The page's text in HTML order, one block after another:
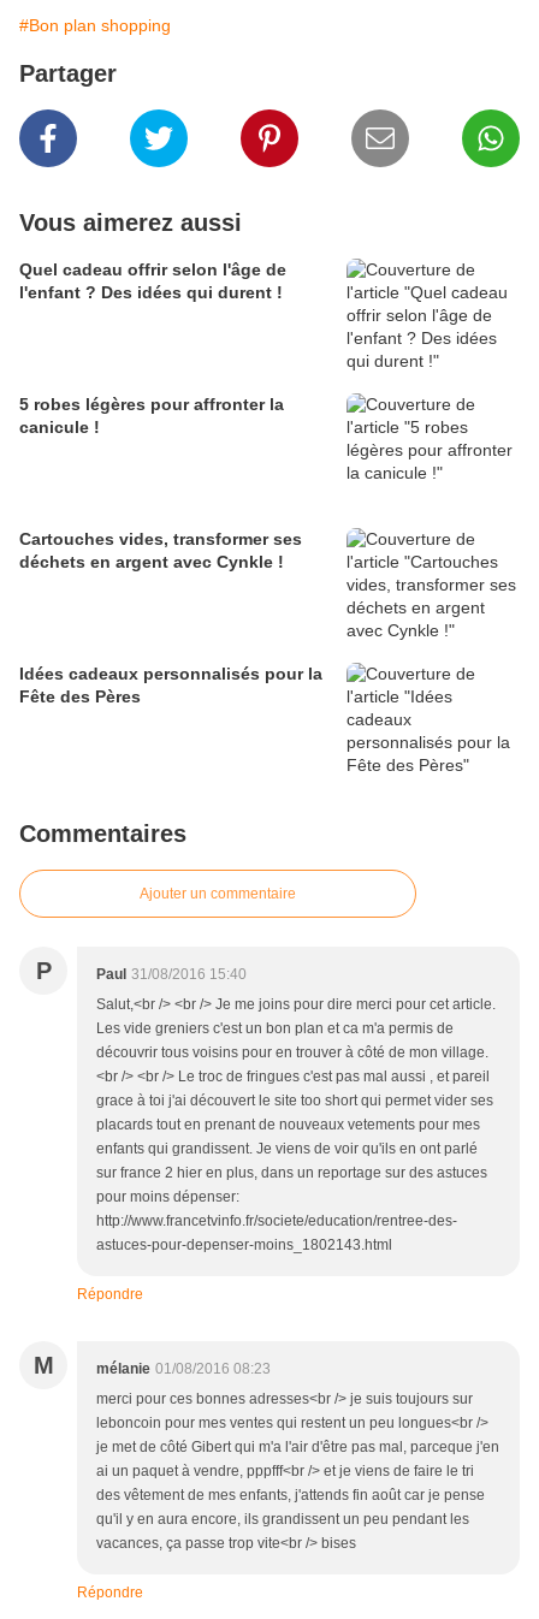
#Bon plan shopping
Partager
Vous aimerez aussi
Quel cadeau offrir selon l'âge de
l'enfant ? Des idées qui durent !
5 robes légères pour affronter la
canicule !
Cartouches vides, transformer ses
déchets en argent avec Cynkle !
Idées cadeaux personnalisés pour la
Fête des Pères
Commentaires
Ajouter un commentaire
P Paul 31/08/2016 15:40
Salut,<br /> <br /> Je me joins pour dire merci pour cet article.
Les vide greniers c'est un bon plan et ca m'a permis de
découvrir tous voisins pour en trouver à côté de mon village.
<br /> <br /> Le troc de fringues c'est pas mal aussi , et pareil
grace à toi j'ai découvert le site too short qui permet vider ses
placards tout en prenant de nouveaux vetements pour mes
enfants qui grandissent. Je viens de voir qu'ils en ont parlé
sur france 2 hier en plus, dans un reportage sur des astuces
pour moins dépenser:
http://www.francetvinfo.fr/societe/education/rentree-des-
astuces-pour-depenser-moins_1802143.html
Répondre
M mélanie 01/08/2016 08:23
merci pour ces bonnes adresses<br /> je suis toujours sur
leboncoin pour mes ventes qui restent un peu longues<br />
je met de côté Gibert qui m'a l'air d'être pas mal, parceque j'en
ai un paquet à vendre, pppfff<br /> et je viens de faire le tri
des vêtement de mes enfants, j'attends fin août car je pense
qu'il y en aura encore, ils grandissent un peu pendant les
vacances, ça passe trop vite<br /> bises
Répondre